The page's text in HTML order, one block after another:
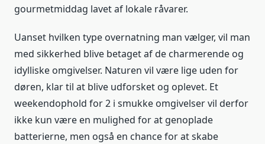
gourmetmiddag lavet af lokale råvarer.
Uanset hvilken type overnatning man vælger, vil man
med sikkerhed blive betaget af de charmerende og
idylliske omgivelser. Naturen vil være lige uden for
døren, klar til at blive udforsket og oplevet. Et
weekendophold for 2 i smukke omgivelser vil derfor
ikke kun være en mulighed for at genoplade
batterierne, men også en chance for at skabe